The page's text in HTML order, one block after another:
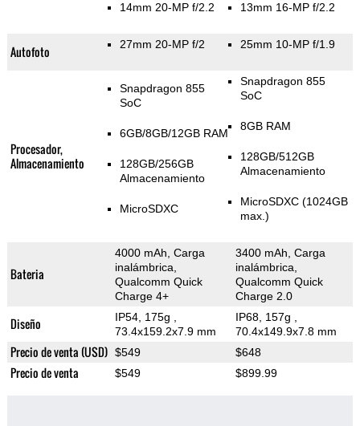
14mm 20-MP f/2.2 13mm 16-MP f/2.2
Autofoto 27mm 20-MP f/2 25mm 10-MP f/1.9
Procesador,
Almacenamiento
Snapdragon 855
SoC
6GB/8GB/12GB RAM
128GB/256GB
Almacenamiento
MicroSDXC
Snapdragon 855
SoC
8GB RAM
128GB/512GB
Almacenamiento
MicroSDXC (1024GB
max.)
Bateria
4000 mAh, Carga
inalámbrica,
Qualcomm Quick
Charge 4+
3400 mAh, Carga
inalámbrica,
Qualcomm Quick
Charge 2.0
Diseño IP54, 175g
73.4x159.2x7.9 mm
IP68, 157g
70.4x149.9x7.8 mm
Precio de venta (USD) $549 $648
Precio de venta $549 $899.99